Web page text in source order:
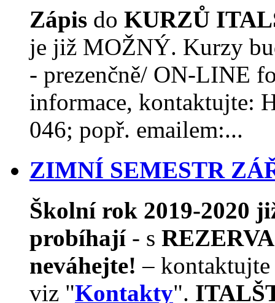
Zápis do KURZŮ
je již MOŽNÝ. Kurzy
- prezenčně/ ON-LINE
informace, kontaktujte:
046; popř. emailem:...
ZIMNÍ SEMESTR
Školní rok 2019-2020
probíhají- s
neváhejte! –
viz "Kontakty".